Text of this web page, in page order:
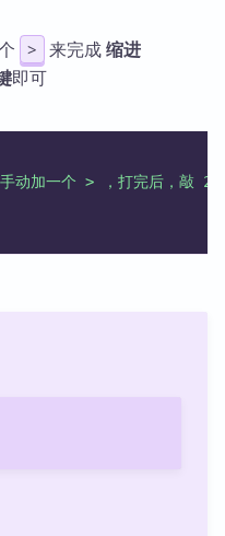
> 来完成缩进
即可
动加一个 > ，打完后，敲 2